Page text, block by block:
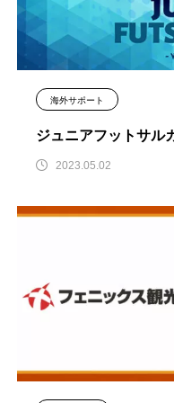
海外サポート
ジュニアフットサル
2023.05.02